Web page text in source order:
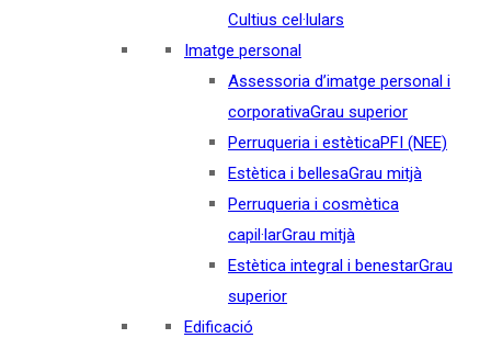
Cultius cel·lulars
Imatge personal
Assessoria d’imatge personal i
corporativaGrau superior
Perruqueria i estèticaPFI (NEE)
Estètica i bellesaGrau mitjà
Perruqueria i cosmètica
capil·larGrau mitjà
Estètica integral i benestarGrau
superior
Edificació